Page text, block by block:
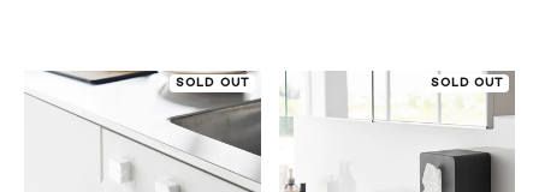
SOLD OUT SOLD OUT